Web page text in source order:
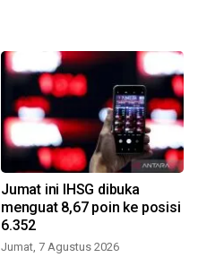
Jumat ini IHSG dibuka
menguat 8,67 poin ke posisi
6.352
Jumat, 7 Agustus 2026